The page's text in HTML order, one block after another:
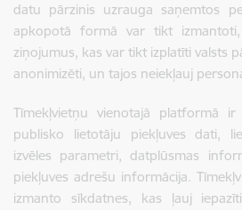
datu pārzinis uzrauga saņemtos
apkopotā formā var tikt
ziņojumus, kas var tikt izplatīti valsts
anonimizēti, un tajos neiekļauj
Tīmekļvietņu vienotajā platformā
publisko lietotāju piekļuves dati,
izvēles parametri, datplūsmas
piekļuves adrešu informācija.
izmanto sīkdatnes, kas ļauj